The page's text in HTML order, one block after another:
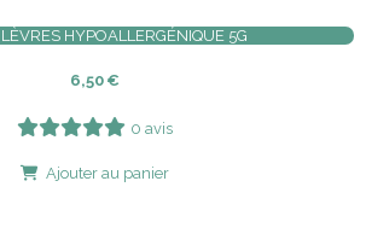
LÈVRES HYPOALLERGÉNIQUE 5G
6,50 €
0 avis
Ajouter au panier